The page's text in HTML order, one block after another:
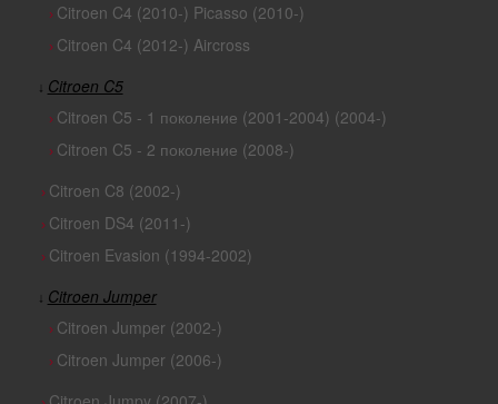
› Citroen C4 (2010-) Picasso (2010-)
› Citroen C4 (2012-) Aircross
↓ Citroen C5
› Citroen C5 - 1 поколение (2001-2004) (2004-)
› Citroen C5 - 2 поколение (2008-)
› Citroen C8 (2002-)
› Citroen DS4 (2011-)
› Citroen Evasion (1994-2002)
↓ Citroen Jumper
› Citroen Jumper (2002-)
› Citroen Jumper (2006-)